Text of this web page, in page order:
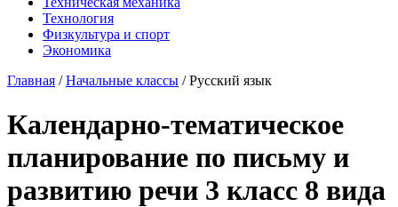
Технология
Физкультура и спорт
Экономика
Главная /Начальные классы /Русский язык
Календарно-тематическое
планирование по письму и
развитию речи 3 класс 8 вида